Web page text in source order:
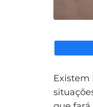
Existem